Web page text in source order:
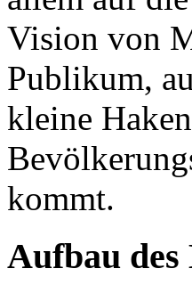
Vision von
Publikum,
kleine
kommt.
Aufbau des